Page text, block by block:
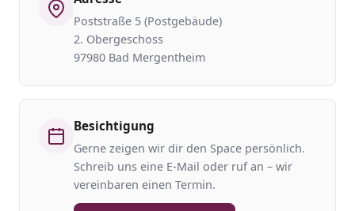
Poststraße 5 (Postgebäude)
2. Obergeschoss
97980 Bad Mergentheim
Besichtigung
Gerne zeigen wir dir den Space persönlich.
Schreib uns eine E-Mail oder ruf an – wir
vereinbaren einen Termin.